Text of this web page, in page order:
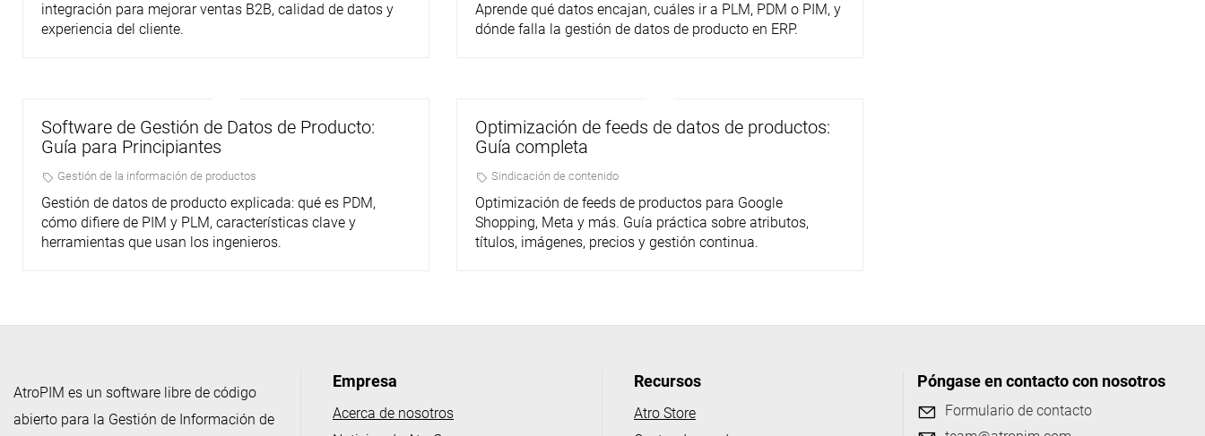
integración para mejorar ventas B2B, calidad de datos y
experiencia del cliente.
Aprende qué datos encajan, cuáles ir a PLM, PDM o PIM, y
dónde falla la gestión de datos de producto en ERP.
Software de Gestión de Datos de Producto:
Guía para Principiantes
Gestión de la información de productos
Gestión de datos de producto explicada: qué es PDM,
cómo difiere de PIM y PLM, características clave y
herramientas que usan los ingenieros.
Optimización de feeds de datos de productos:
Guía completa
Sindicación de contenido
Optimización de feeds de productos para Google
Shopping, Meta y más. Guía práctica sobre atributos,
títulos, imágenes, precios y gestión continua.
AtroPIM es un software libre de código
abierto para la Gestión de Información de
Empresa
Acerca de nosotros
Recursos
Atro Store
Póngase en contacto con nosotros
Formulario de contacto